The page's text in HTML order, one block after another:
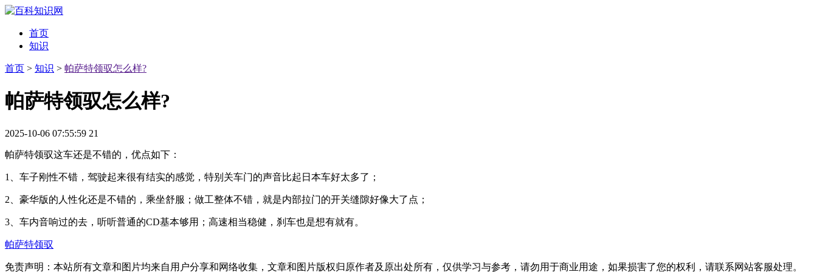
首页
知识
首页 > 知识 > 帕萨特领驭怎么样?
帕萨特领驭怎么样?
2025-10-06 07:55:59 21
帕萨特领驭这车还是不错的，优点如下：
1、车子刚性不错，驾驶起来很有结实的感觉，特别关车门的声音比起日本车好太多了；
2、豪华版的人性化还是不错的，乘坐舒服；做工整体不错，就是内部拉门的开关缝隙好像大了点；
3、车内音响过的去，听听普通的CD基本够用；高速相当稳健，刹车也是想有就有。
帕萨特领驭
免责声明：本站所有文章和图片均来自用户分享和网络收集，文章和图片版权归原作者及原出处所有，仅供学习与参考，请勿用于商业用途，如果损害了您的权利，请联系网站客服处理。